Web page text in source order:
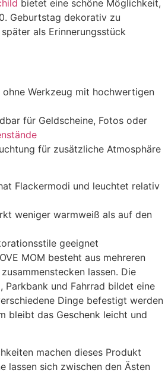
bietet eine schöne Möglichkeit,
Geburtstag dekorativ zu
als Erinnerungsstück
ohne Werkzeug mit hochwertigen
für Geldscheine, Fotos oder
für zusätzliche Atmosphäre
Flackermodi und leuchtet relativ
weniger warmweiß als auf den
geeignet
MOM besteht aus mehreren
lassen. Die
Parkbank und Fahrrad bildet eine
Dinge befestigt werden
bleibt das Geschenk leicht und
machen dieses Produkt
lassen sich zwischen den Ästen